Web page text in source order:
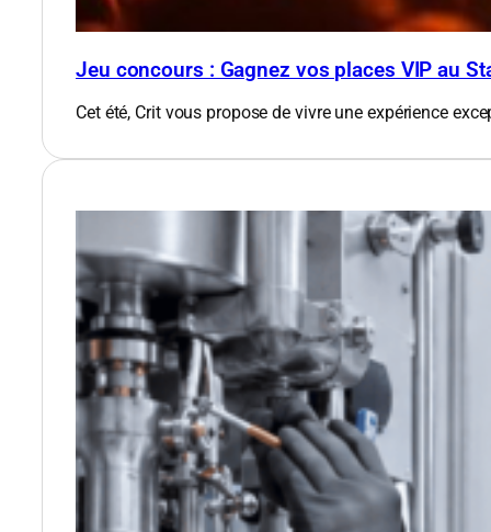
Jeu concours : Gagnez vos places VIP au
Cet été, Crit vous propose de vivre une expérience